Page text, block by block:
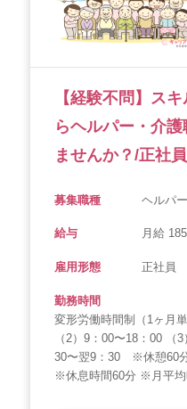
【経験不問】ス
らヘルパー・介
ませんか？/正社員
募集職種 ヘルパ
給与 月給
雇用形態 正社員
勤務時間
変形労働時間制（1ヶ月
（2）9：00〜18：00 （
30〜翌9：30 ※休憩60
※休息時間60分 ※月平均